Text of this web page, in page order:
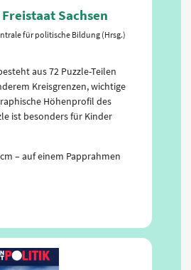
Sachsen
für politische Bildung (Hrsg.)
aus 72 Puzzle-Teilen
Kreisgrenzen, wichtige
Höhenprofil des
ist besonders für Kinder
– auf einem Papprahmen